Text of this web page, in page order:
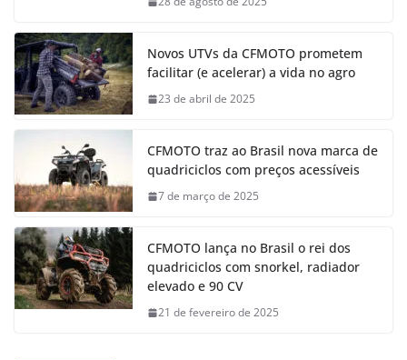
Novos UTVs da CFMOTO prometem
facilitar (e acelerar) a vida no agro
23 de abril de 2025
CFMOTO traz ao Brasil nova marca de
quadriciclos com preços acessíveis
7 de março de 2025
CFMOTO lança no Brasil o rei dos
quadriciclos com snorkel, radiador
elevado e 90 CV
21 de fevereiro de 2025